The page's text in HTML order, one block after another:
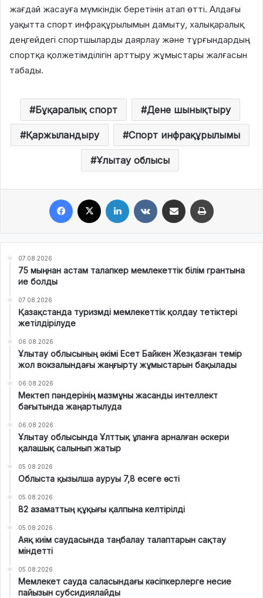
жағдай жасауға мүмкіндік беретінін атап өтті. Алдағы
уақытта спорт инфрақұрылымын дамыту, халықаралық
деңгейдегі спортшыларды даярлау және тұрғындардың
спортқа қолжетімділігін арттыру жұмыстары жалғасын
табады.
Бұқаралық спорт Дене шынықтыру
Қаржыландыру Спорт инфрақұрылымы
Ұлытау облысы
07.08.2026
75 мыңнан астам талапкер мемлекеттік білім грантына
ие болды
07.08.2026
Қазақстанда туризмді мемлекеттік қолдау тетіктері
жетілдірілуде
06.08.2026
Ұлытау облысының әкімі Есет Байкен Жезқазған темір
жол вокзалындағы жаңғырту жұмыстарын бақылады
06.08.2026
Мектеп пәндерінің мазмұны жасанды интеллект
бағытында жаңартылуда
06.08.2026
Ұлытау облысында Ұлттық ұланға арналған әскери
қалашық салынып жатыр
05.08.2026
Облыста қызылша ауруы 7,8 есеге өсті
05.08.2026
82 азаматтың құқығы қалпына келтірілді
05.08.2026
Аяқ киім саудасында таңбалау талаптарын сақтау
міндетті
05.08.2026
Мемлекет сауда саласындағы кәсіпкерлерге несие
пайызын субсидиялайды